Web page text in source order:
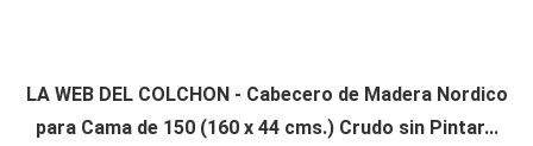
LA WEB DEL COLCHON - Cabecero de Madera Nordico
para Cama de 150 (160 x 44 cms.) Crudo sin Pintar...